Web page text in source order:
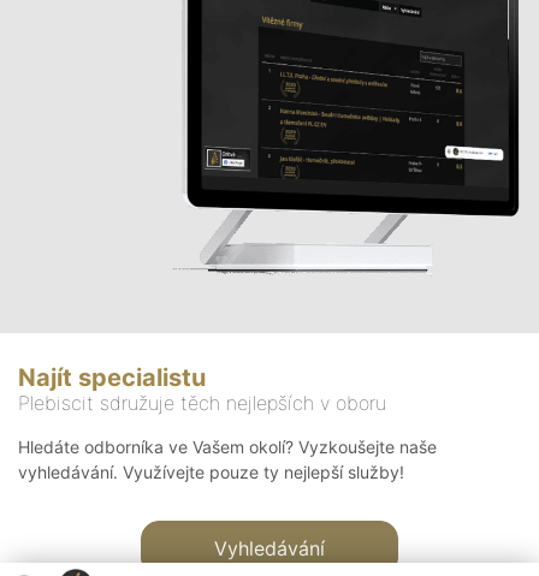
Najít specialistu
Plebiscit sdružuje těch nejlepších v oboru
Hledáte odborníka ve Vašem okolí? Vyzkoušejte naše
vyhledávání. Využívejte pouze ty nejlepší služby!
Vyhledávání